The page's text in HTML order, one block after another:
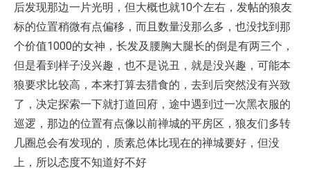
后发现那边一片光明，但大概也就10个左右，发帖的狼友
标的位置稍微有点偏移，而且数量没那么多，也没找到那
个价值1000的女神，长发及腰胸大腿长的倒是有两三个，
但是看到样子没兴趣，也不是说丑，就是没兴趣，可能本
狼要求比较高，本来打算去猎食的，去到后突然没有兴致
了，决定探索一下就打道回府，途中遇到过一次黑衣服的
巡逻，那边的位置有点像以前禅城的平房区，狼友们多转
几圈总会有发现的，质素总体比现在的禅城要好，但没
上，所以态度不知道好不好